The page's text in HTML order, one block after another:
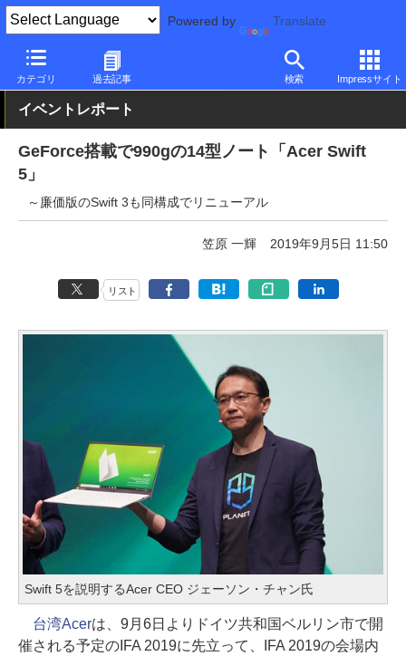
Powered by Translate
カテゴリ 過去記事 検索 Impressサイト
PC Watch イベント
イベントレポート
GeForce搭載で990gの14型ノート「Acer Swift
5」
～廉価版のSwift 3も同構成でリニューアル
笠原 一輝 2019年9月5日 11:50
リスト
Swift 5を説明するAcer CEO ジェーソン・チャン氏
台湾Acerは、9月6日よりドイツ共和国ベルリン市で開
催される予定のIFA 2019に先立って、IFA 2019の会場内